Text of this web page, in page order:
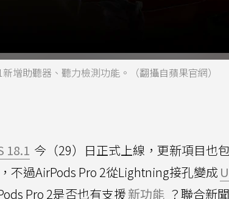
增助聽器、聽力檢測功能。（翻攝自蘋果官網）
18.1 今（29）日正式上線，更新項目也
不過AirPods Pro 2從Lightning接孔變成
Pro 2是否也有支援新功能 ？聯合新